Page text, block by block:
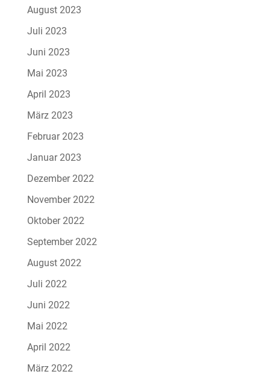
August 2023
Juli 2023
Juni 2023
Mai 2023
April 2023
März 2023
Februar 2023
Januar 2023
Dezember 2022
November 2022
Oktober 2022
September 2022
August 2022
Juli 2022
Juni 2022
Mai 2022
April 2022
März 2022